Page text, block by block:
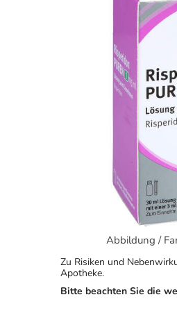
Abbildung /
Zu Risiken und
Apotheke.
Bitte beachten Sie die